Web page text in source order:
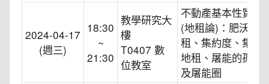
2024-04-17
(週三)
18:30
~
21:30
教學研究大
樓
T0407 數
位教室
不動產基本性質與
(地租論)：肥沃度
租、集約度、集約
地租、屠能的孤立
及屠能圈